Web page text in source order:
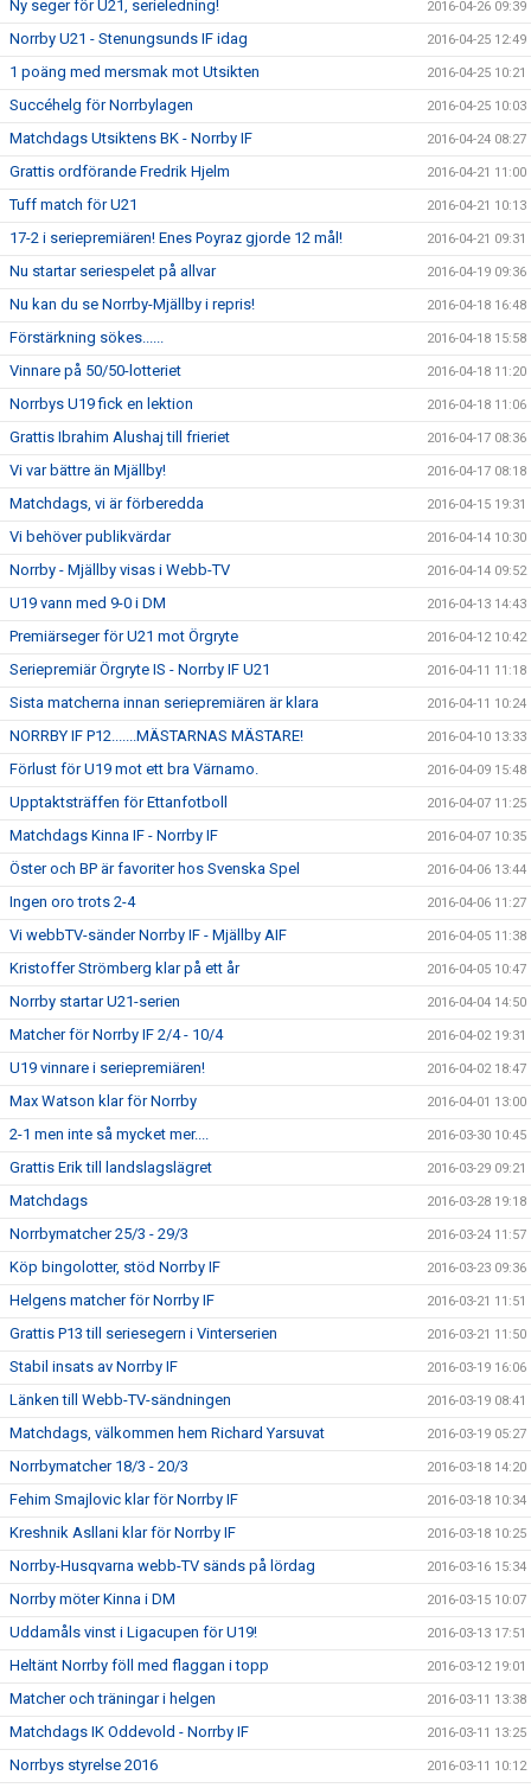
Ny seger för U21, serieledning! 2016-04-26 09:39
Norrby U21 - Stenungsunds IF idag 2016-04-25 12:49
1 poäng med mersmak mot Utsikten 2016-04-25 10:21
Succéhelg för Norrbylagen 2016-04-25 10:03
Matchdags Utsiktens BK - Norrby IF 2016-04-24 08:27
Grattis ordförande Fredrik Hjelm 2016-04-21 11:00
Tuff match för U21 2016-04-21 10:13
17-2 i seriepremiären! Enes Poyraz gjorde 12 mål! 2016-04-21 09:31
Nu startar seriespelet på allvar 2016-04-19 09:36
Nu kan du se Norrby-Mjällby i repris! 2016-04-18 16:48
Förstärkning sökes...... 2016-04-18 15:58
Vinnare på 50/50-lotteriet 2016-04-18 11:20
Norrbys U19 fick en lektion 2016-04-18 11:06
Grattis Ibrahim Alushaj till frieriet 2016-04-17 08:36
Vi var bättre än Mjällby! 2016-04-17 08:18
Matchdags, vi är förberedda 2016-04-15 19:31
Vi behöver publikvärdar 2016-04-14 10:30
Norrby - Mjällby visas i Webb-TV 2016-04-14 09:52
U19 vann med 9-0 i DM 2016-04-13 14:43
Premiärseger för U21 mot Örgryte 2016-04-12 10:42
Seriepremiär Örgryte IS - Norrby IF U21 2016-04-11 11:18
Sista matcherna innan seriepremiären är klara 2016-04-11 10:24
NORRBY IF P12.......MÄSTARNAS MÄSTARE! 2016-04-10 13:33
Förlust för U19 mot ett bra Värnamo. 2016-04-09 15:48
Upptaktsträffen för Ettanfotboll 2016-04-07 11:25
Matchdags Kinna IF - Norrby IF 2016-04-07 10:35
Öster och BP är favoriter hos Svenska Spel 2016-04-06 13:44
Ingen oro trots 2-4 2016-04-06 11:27
Vi webbTV-sänder Norrby IF - Mjällby AIF 2016-04-05 11:38
Kristoffer Strömberg klar på ett år 2016-04-05 10:47
Norrby startar U21-serien 2016-04-04 14:50
Matcher för Norrby IF 2/4 - 10/4 2016-04-02 19:31
U19 vinnare i seriepremiären! 2016-04-02 18:47
Max Watson klar för Norrby 2016-04-01 13:00
2-1 men inte så mycket mer.... 2016-03-30 10:45
Grattis Erik till landslagslägret 2016-03-29 09:21
Matchdags 2016-03-28 19:18
Norrbymatcher 25/3 - 29/3 2016-03-24 11:57
Köp bingolotter, stöd Norrby IF 2016-03-23 09:36
Helgens matcher för Norrby IF 2016-03-21 11:51
Grattis P13 till seriesegern i Vinterserien 2016-03-21 11:50
Stabil insats av Norrby IF 2016-03-19 16:06
Länken till Webb-TV-sändningen 2016-03-19 08:41
Matchdags, välkommen hem Richard Yarsuvat 2016-03-19 05:27
Norrbymatcher 18/3 - 20/3 2016-03-18 14:20
Fehim Smajlovic klar för Norrby IF 2016-03-18 10:34
Kreshnik Asllani klar för Norrby IF 2016-03-18 10:25
Norrby-Husqvarna webb-TV sänds på lördag 2016-03-16 15:34
Norrby möter Kinna i DM 2016-03-15 10:07
Uddamåls vinst i Ligacupen för U19! 2016-03-13 17:51
Heltänt Norrby föll med flaggan i topp 2016-03-12 19:01
Matcher och träningar i helgen 2016-03-11 13:38
Matchdags IK Oddevold - Norrby IF 2016-03-11 13:25
Norrbys styrelse 2016 2016-03-11 10:12